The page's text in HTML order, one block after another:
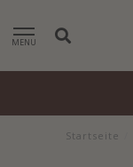
MENU
Startseite